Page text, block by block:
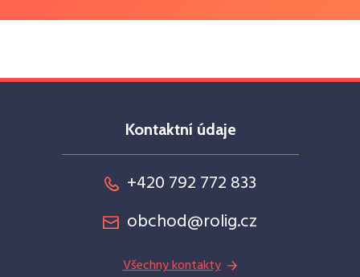
Kontaktní údaje
+420 792 772 833
obchod@rolig.cz
Všechny kontakty